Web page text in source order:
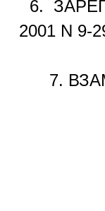
6.
2001 N 9-
7.